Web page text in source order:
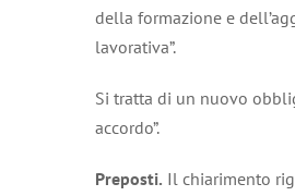
della formazione e
lavorativa”.
Si tratta di un nuovo
accordo”.
Preposti. Il chiarimento